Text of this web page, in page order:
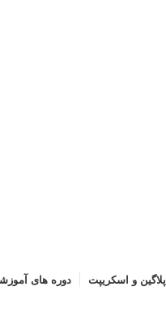
پلاگین و اسکریپت دوره های